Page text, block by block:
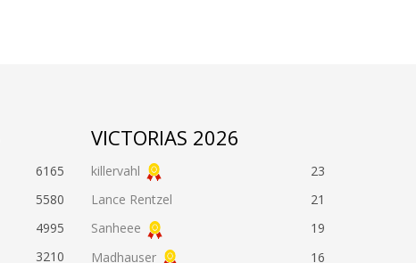
6165
5580
4995
3210
VICTORIAS 2026
killervahl
23
Lance Rentzel
21
Sanheee
19
Madhauser
16